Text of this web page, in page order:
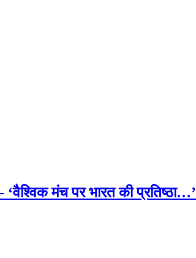
‘वैश्विक मंच पर भारत की प्रतिष्ठा…’